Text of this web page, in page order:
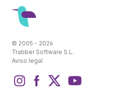
© 2005 - 2026
Trabber Software S.L.
Aviso legal